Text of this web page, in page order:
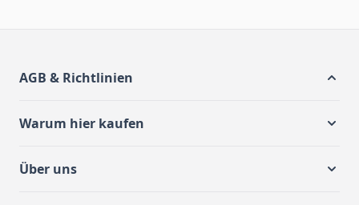
AGB & Richtlinien
Warum hier kaufen
Über uns